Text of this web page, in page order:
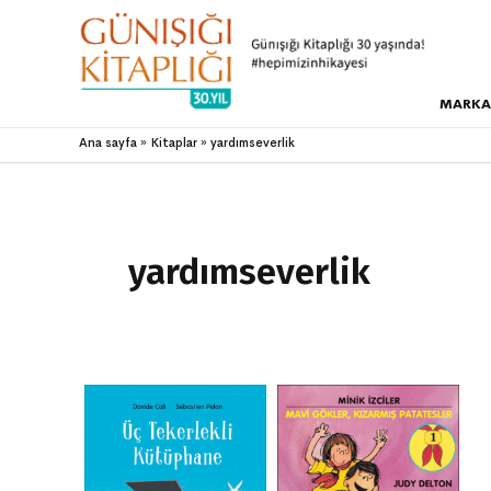
Ana sayfa Kitaplar yardımseverlik
yardımseverlik